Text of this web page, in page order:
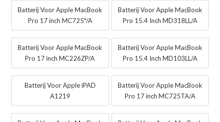
Batterij Voor Apple MacBook
Pro 17 inch MC725*/A
Batterij Voor Apple MacBook
Pro 15.4 Inch MD318LL/A
Batterij Voor Apple MacBook
Pro 17 inch MC226ZP/A
Batterij Voor Apple MacBook
Pro 15.4 Inch MD103LL/A
Batterij Voor Apple iPAD
A1219
Batterij Voor Apple MacBook
Pro 17 inch MC725TA/A